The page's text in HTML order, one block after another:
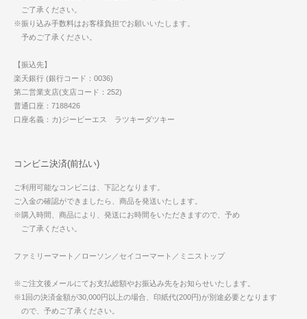
ご了承ください。
※振り込み手数料はお客様負担でお願いいたします。
予めご了承ください。
【振込先】
楽天銀行 (銀行コード：0036)
第二営業支店(支店コード：252)
普通口座：7188426
口座名義：カ)ジーピーエス ラツキーダツキー
コンビニ決済(前払い)
ご利用可能なコンビニは、下記となります。
ご入金の確認ができましたら、商品を発送いたします。
※購入時間、商品により、発送にお時間をいただきますので、予め
ご了承ください。
ファミリーマート／ローソン／セイコーマート／ミニストップ
※ご注文後メールにてお支払総額やお振込み先をお知らせいたします。
※1回の決済金額が30,000円以上の場合、印紙代(200円)が別途必要となります
ので、予めご了承ください。